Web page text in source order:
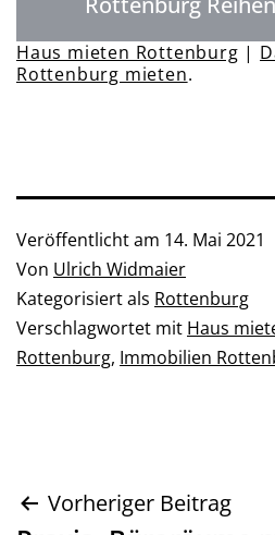
Haus mieten Rottenburg |
Rottenburg mieten.
Veröffentlicht am 14. Mai 2021
Von Ulrich Widmaier
Kategorisiert als Rottenburg
Verschlagwortet mit Haus
Rottenburg, Immobilien
Vorheriger Beitrag